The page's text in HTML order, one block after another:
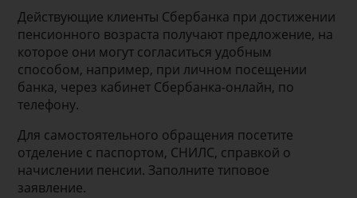
Действующие клиенты Сбербанка при достижении
пенсионного возраста получают предложение, на
которое они могут согласиться удобным
способом, например, при личном посещении
банка, через кабинет Сбербанка-онлайн, по
телефону.
Для самостоятельного обращения посетите
отделение с паспортом, СНИЛС, справкой о
начислении пенсии. Заполните типовое
заявление.